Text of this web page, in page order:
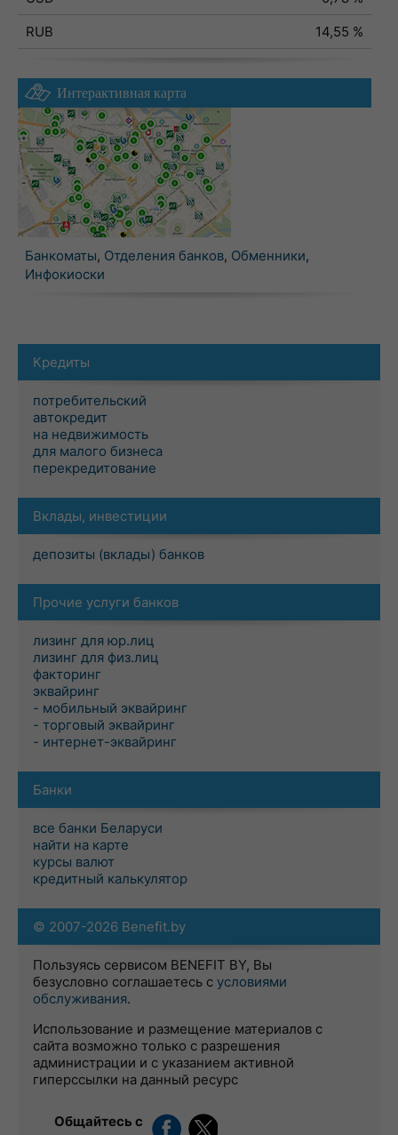
RUB
14,55 %
Интерактивная карта
Банкоматы, Отделения банков, Обменники,
Инфокиоски
Кредиты
потребительский
автокредит
на недвижимость
для малого бизнеса
перекредитование
Вклады, инвестиции
депозиты (вклады) банков
Прочие услуги банков
лизинг для юр.лиц
лизинг для физ.лиц
факторинг
эквайринг
- мобильный эквайринг
- торговый эквайринг
- интернет-эквайринг
Банки
все банки Беларуси
найти на карте
курсы валют
кредитный калькулятор
© 2007-2026 Benefit.by
Пользуясь сервисом BENEFIT BY, Вы
безусловно соглашаетесь с условиями
обслуживания.
Использование и размещение материалов с
сайта возможно только с разрешения
администрации и с указанием активной
гиперссылки на данный ресурс
Общайтесь с